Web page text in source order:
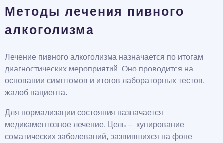
Методы лечения пивного
алкоголизма
Лечение пивного алкоголизма назначается по итогам
диагностических мероприятий. Оно проводится на
основании симптомов и итогов лабораторных тестов,
жалоб пациента.
Для нормализации состояния назначается
медикаментозное лечение. Цель – купирование
соматических заболеваний, развившихся на фоне